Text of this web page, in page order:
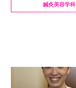
鍼灸美容学科